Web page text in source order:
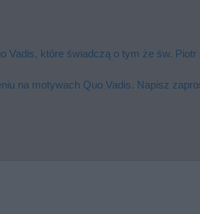
które świadczą o tym że św. Piotr
na motywach Quo Vadis. Napisz